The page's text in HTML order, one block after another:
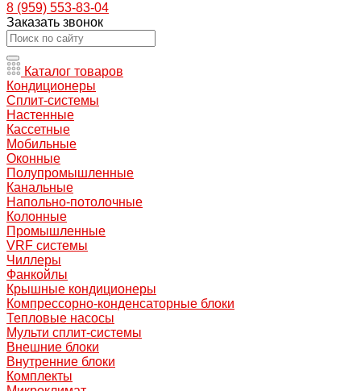
8 (959) 553-83-04
Заказать звонок
Каталог товаров
Кондиционеры
Сплит-системы
Настенные
Кассетные
Мобильные
Оконные
Полупромышленные
Канальные
Напольно-потолочные
Колонные
Промышленные
VRF системы
Чиллеры
Фанкойлы
Крышные кондиционеры
Компрессорно-конденсаторные блоки
Тепловые насосы
Мульти сплит-системы
Внешние блоки
Внутренние блоки
Комплекты